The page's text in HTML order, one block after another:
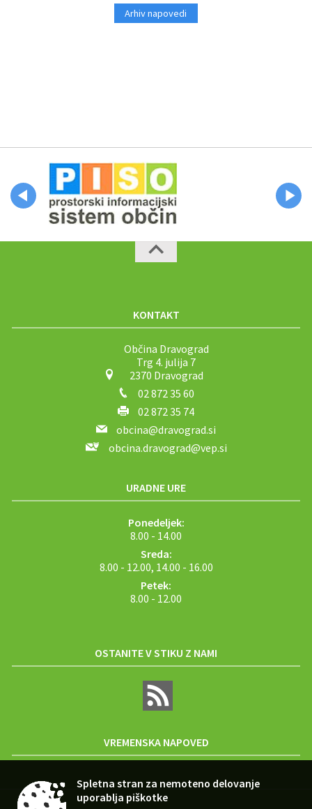
Arhiv napovedi
KONTAKT
Občina Dravograd
Trg 4. julija 7
2370 Dravograd
02 872 35 60
02 872 35 74
obcina@dravograd.si
obcina.dravograd@vep.si
URADNE URE
Ponedeljek:
8.00 - 14.00
Sreda:
8.00 - 12.00, 14.00 - 16.00
Petek:
8.00 - 12.00
OSTANITE V STIKU Z NAMI
VREMENSKA NAPOVED
Spletna stran za nemoteno delovanje
uporablja piškotke